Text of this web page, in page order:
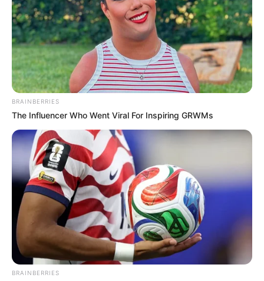
BRAINBERRIES
The Influencer Who Went Viral For Inspiring GRWMs
BRAINBERRIES